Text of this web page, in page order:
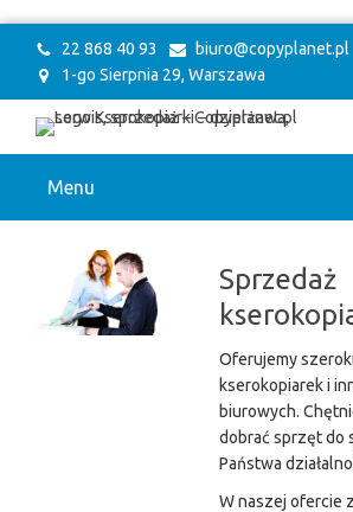
22 868 40 93
biuro@copyplanet.pl
1-go Sierpnia 29, Warszawa
Menu
Sprzedaż
Oferujemy
kserokopiarek i
biurowych.
dobrać sprzęt do
Państwa
W naszej ofercie